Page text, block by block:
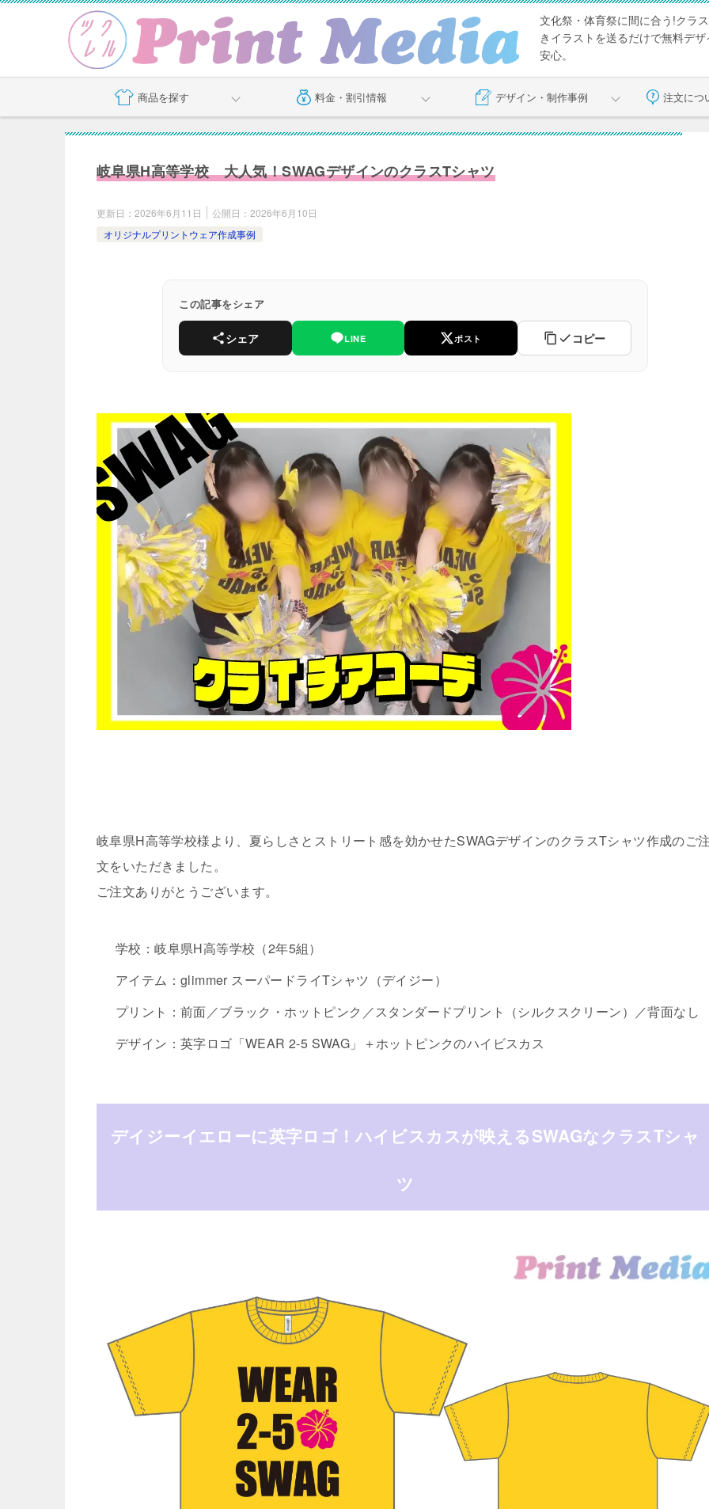
文化祭・体育祭に間に合う!クラ
きイラストを送るだけで無料デ
安心。
商品を探す 料金・割引情報 デザイン・制作事例 注文につ
岐阜県H高等学校 大人気！SWAGデザインのクラスTシャツ
更新日： 2026年6月11日 公開日： 2026年6月10日
オリジナルプリントウェア作成事例
この記事をシェア
シェア LINE ポスト コピー
岐阜県H高等学校様より、夏らしさとストリート感を効かせたSWAGデザインのクラスTシャツ作成のご
文をいただきました。
ご注文ありがとうございます。
学校：岐阜県H高等学校（2年5組）
アイテム：glimmer スーパードライTシャツ（デイジー）
プリント：前面／ブラック・ホットピンク／スタンダードプリント（シルクスクリーン）／背面なし
デザイン：英字ロゴ「WEAR 2-5 SWAG」＋ホットピンクのハイビスカス
デイジーイエローに英字ロゴ！ハイビスカスが映えるSWAGなクラスTシャ
ツ